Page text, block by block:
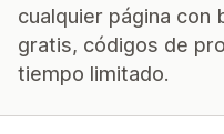
cualquier página con
gratis, códigos de
tiempo limitado.